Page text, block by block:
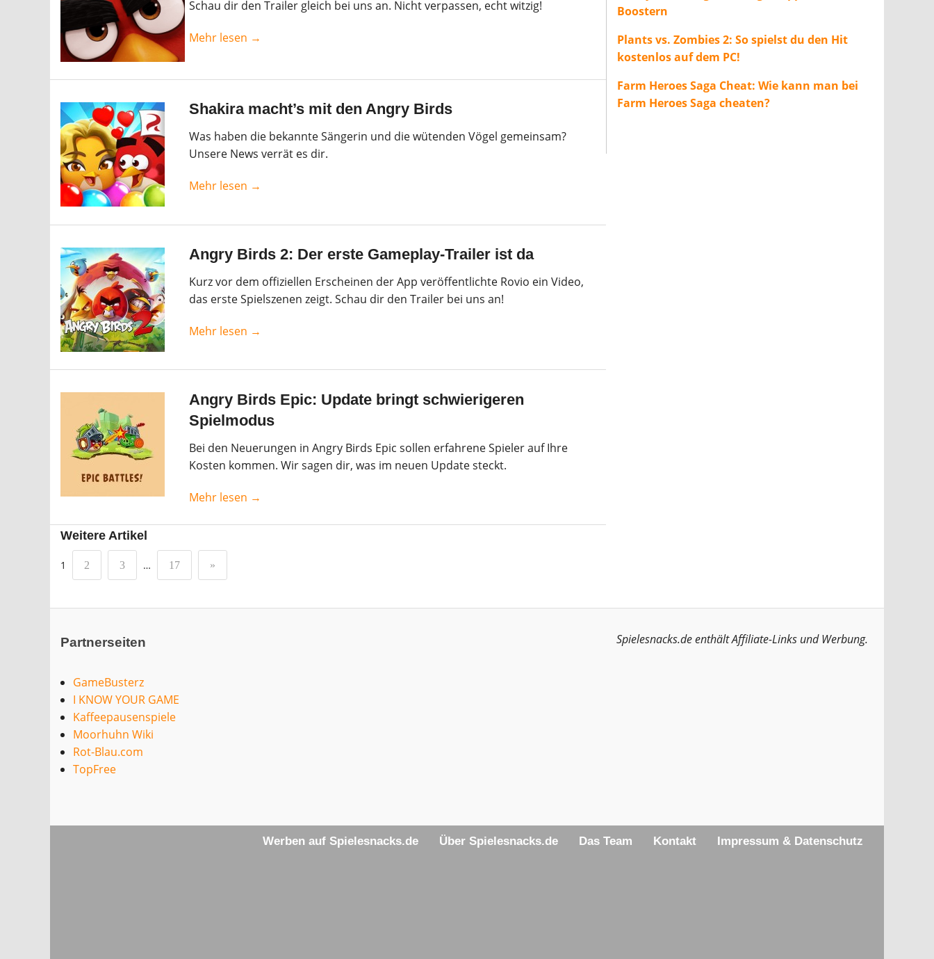
Schau dir den Trailer gleich bei uns an. Nicht verpassen, echt witzig!
Mehr lesen →
Shakira macht’s mit den Angry Birds
Was haben die bekannte Sängerin und die wütenden Vögel gemeinsam?
Unsere News verrät es dir.
Mehr lesen →
Angry Birds 2: Der erste Gameplay-Trailer ist da
Kurz vor dem offiziellen Erscheinen der App veröffentlichte Rovio ein Video,
das erste Spielszenen zeigt. Schau dir den Trailer bei uns an!
Mehr lesen →
Angry Birds Epic: Update bringt schwierigeren
Spielmodus
Bei den Neuerungen in Angry Birds Epic sollen erfahrene Spieler auf Ihre
Kosten kommen. Wir sagen dir, was im neuen Update steckt.
Mehr lesen →
Weitere Artikel
1 2 3 … 17 »
Boostern
Plants vs. Zombies 2: So spielst du den Hit
kostenlos auf dem PC!
Farm Heroes Saga Cheat: Wie kann man bei
Farm Heroes Saga cheaten?
Partnerseiten
GameBusterz
I KNOW YOUR GAME
Kaffeepausenspiele
Moorhuhn Wiki
Rot-Blau.com
TopFree
Spielesnacks.de enthält Affiliate-Links und Werbung.
Werben auf Spielesnacks.de Über Spielesnacks.de Das Team Kontakt Impressum & Datenschutz